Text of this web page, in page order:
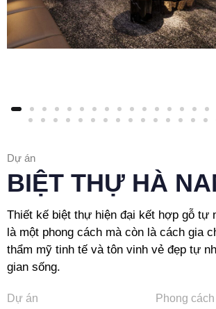
Dự án
BIỆT THỰ HÀ
Thiết kế biệt thự hiện đại kết hợp gỗ tự
là một phong cách mà còn là cách gia
thẩm mỹ tinh tế và tôn vinh vẻ đẹp tự
gian sống.
Dự án
Phong cách